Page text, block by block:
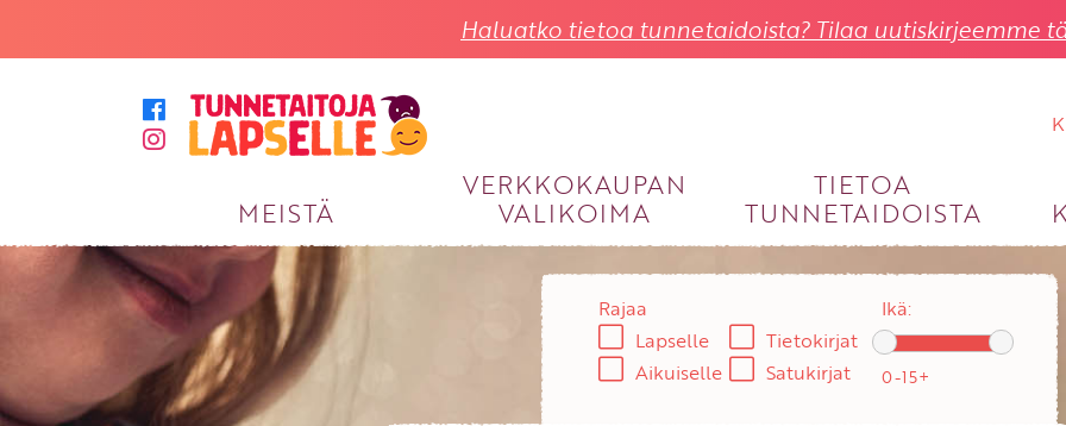
Haluatko tietoa tunnetaidoista? Tilaa uutiskirjeemme
MEISTÄ
VERKKOKAUPAN
VALIKOIMA
TIETOA
TUNNETAIDOISTA
KIRJAUDU SISÄÄN
Käyttäjätunnus
Salasana
Rajaa
Lapselle
Aikuiselle
Tietokirjat
Satukirjat
Ikä: